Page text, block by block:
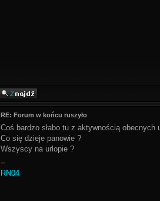
RE: Forum w końcu ruszyło
Coś bardzo słabo tu z aktywnością obecnych
Co się dzieje panowie ?
Wszyscy na urlopie ?
--
RN04